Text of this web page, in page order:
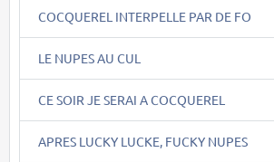
COCQUEREL INTERPELLE PAR DE FO
LE NUPES AU CUL
CE SOIR JE SERAI A COCQUEREL
APRES LUCKY LUCKE, FUCKY NUPES